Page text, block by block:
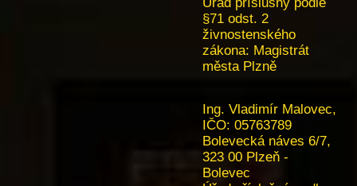
§71 odst. 2
živnostenského
zákona: Magistrát
města Plzně
Ing. Vladimír Malovec,
IČO: 05763789
Bolevecká náves 6/7,
323 00 Plzeň -
Bolevec